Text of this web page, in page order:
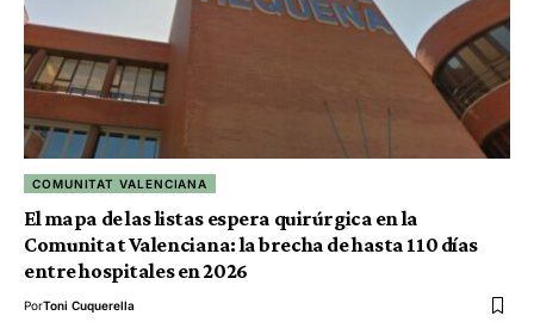
COMUNITAT VALENCIANA
El mapa de las listas espera quirúrgica en la
Comunitat Valenciana: la brecha de hasta 110 días
entre hospitales en 2026
PorToni Cuquerella